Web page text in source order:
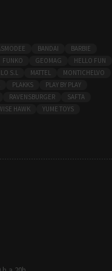
BANDAI
BARBIE
FUNKO GEOMAG
HELLO FUN
S.L MATTEL
MONTICHELVO
PLAKKS
PLAY BY PLAY
RAVENSBURGER
SAFTA
HAWK YUME TOYS